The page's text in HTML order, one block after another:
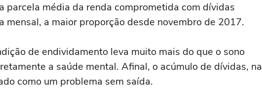
parcela média da renda comprometida com dívidas
mensal, a maior proporção desde novembro de 2017.
de endividamento leva muito mais do que o sono
a saúde mental. Afinal, o acúmulo de dívidas, na
como um problema sem saída.